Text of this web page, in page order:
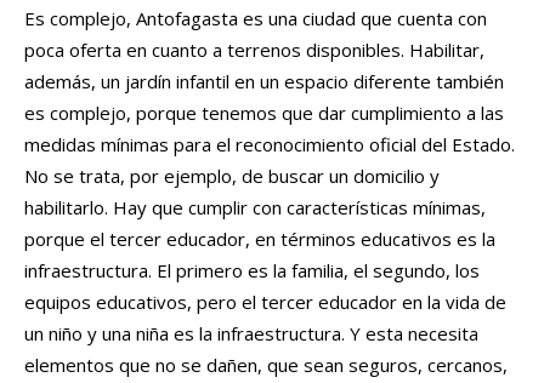
Es complejo, Antofagasta es una ciudad que cuenta con
poca oferta en cuanto a terrenos disponibles. Habilitar,
además, un jardín infantil en un espacio diferente también
es complejo, porque tenemos que dar cumplimiento a las
medidas mínimas para el reconocimiento oficial del Estado.
No se trata, por ejemplo, de buscar un domicilio y
habilitarlo. Hay que cumplir con características mínimas,
porque el tercer educador, en términos educativos es la
infraestructura. El primero es la familia, el segundo, los
equipos educativos, pero el tercer educador en la vida de
un niño y una niña es la infraestructura. Y esta necesita
elementos que no se dañen, que sean seguros, cercanos,